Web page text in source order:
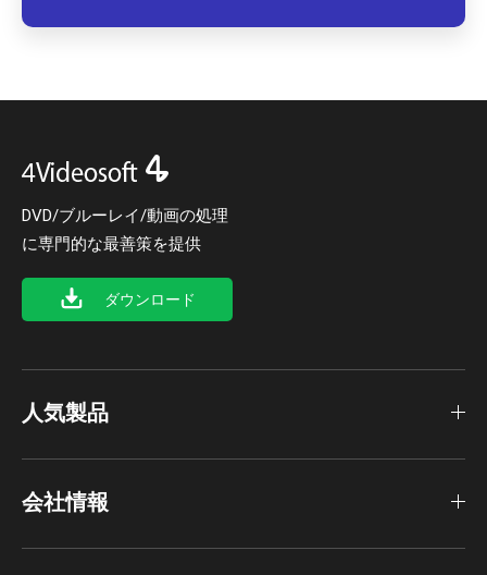
DVD/ブルーレイ/動画の処理
に専門的な最善策を提供
ダウンロード
人気製品
会社情報